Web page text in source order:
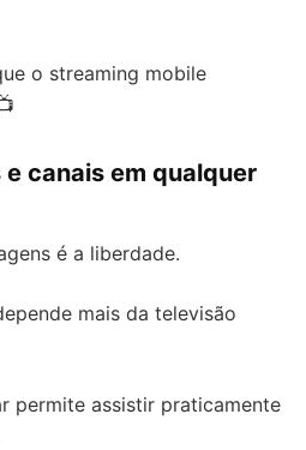
o streaming mobile
e canais em qualquer
é a liberdade.
mais da televisão
permite assistir praticamente